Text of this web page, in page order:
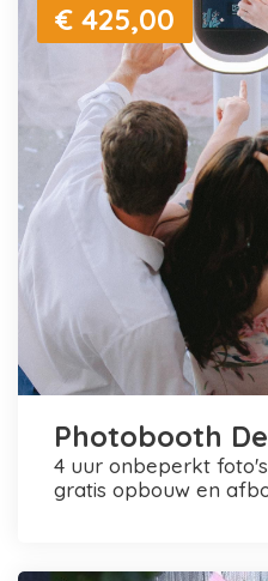
€ 425,00
Photobooth
4 uur onbeperkt foto's maken en printen +
gratis opbouw en